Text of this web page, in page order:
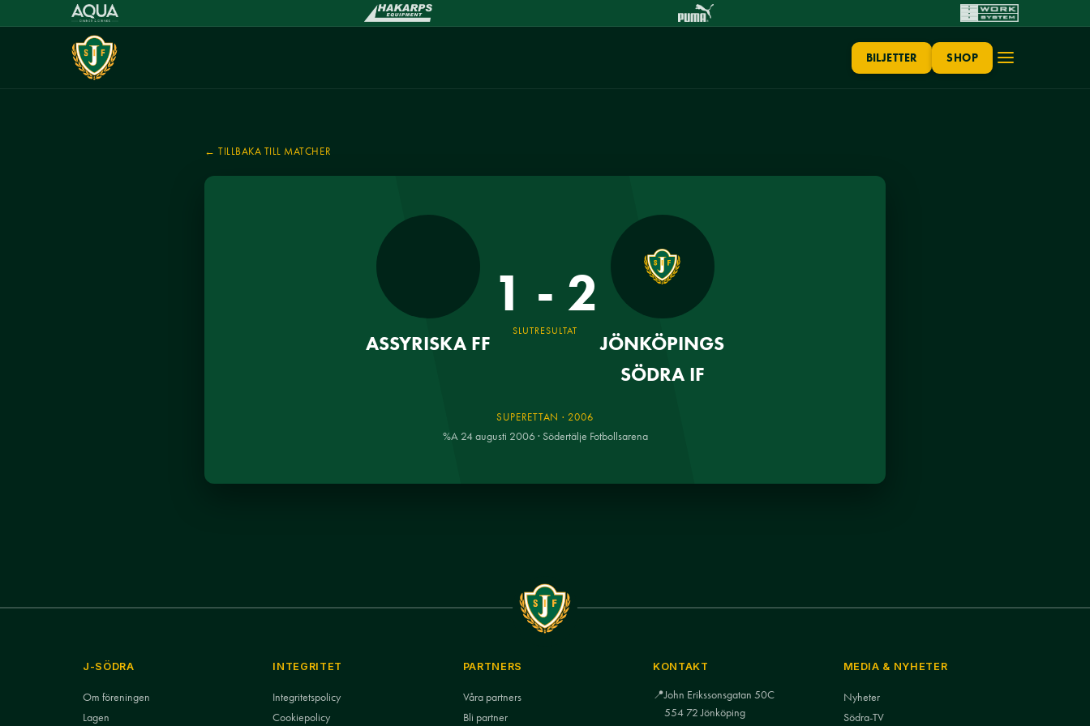
BILJETTER SHOP
← TILLBAKA TILL MATCHER
ASSYRISKA FF
1 - 2
SLUTRESULTAT
JÖNKÖPINGS
SÖDRA IF
SUPERETTAN · 2006
%A 24 augusti 2006 · Södertälje Fotbollsarena
J-SÖDRA
Om föreningen
Lagen
INTEGRITET
Integritetspolicy
Cookiepolicy
PARTNERS
Våra partners
Bli partner
KONTAKT
📍John Erikssonsgatan 50C
554 72 Jönköping
MEDIA & NYHETER
Nyheter
Södra-TV